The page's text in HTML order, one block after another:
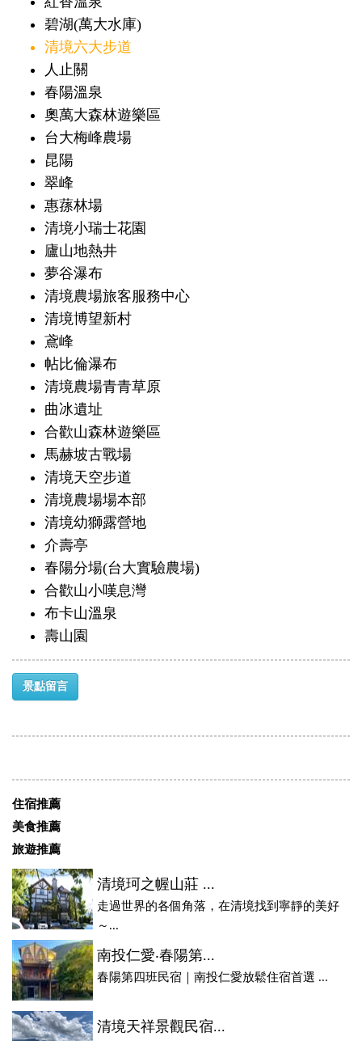
碧湖(萬大水庫)
清境六大步道
人止關
春陽溫泉
奧萬大森林遊樂區
台大梅峰農場
昆陽
翠峰
惠蓀林場
清境小瑞士花園
廬山地熱井
夢谷瀑布
清境農場旅客服務中心
清境博望新村
鳶峰
帖比倫瀑布
清境農場青青草原
曲冰遺址
合歡山森林遊樂區
馬赫坡古戰場
清境天空步道
清境農場場本部
清境幼獅露營地
介壽亭
春陽分場(台大實驗農場)
合歡山小嘆息灣
布卡山溫泉
壽山園
景點留言
住宿推薦
美食推薦
旅遊推薦
清境珂之幄山莊 ...
走過世界的各個角落，在清境找到寧靜的美好
～...
南投仁愛‧春陽第...
春陽第四班民宿｜南投仁愛放鬆住宿首選 ...
清境天祥景觀民宿...